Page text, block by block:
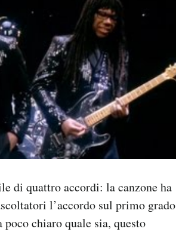
di quattro accordi: la canzone ha
l’accordo sul primo grado
chiaro quale sia, questo